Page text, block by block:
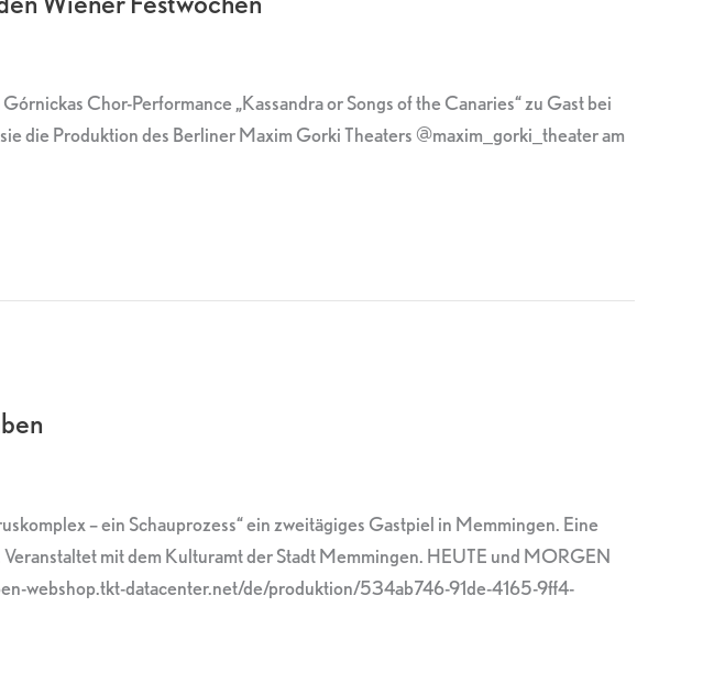
Chor-Performance „Kassandra or Songs of the Canaries“ zu Gast bei
die Produktion des Berliner Maxim Gorki Theaters @maxim_gorki_theater am
– ein Schauprozess“ ein zweitägiges Gastpiel in Memmingen. Eine
mit dem Kulturamt der Stadt Memmingen. HEUTE und MORGEN
webshop.tkt-datacenter.net/de/produktion/534ab746-91de-4165-9ff4-